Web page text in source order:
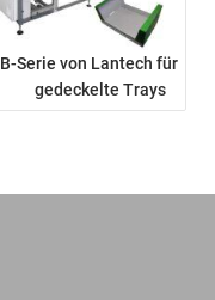
Serie von Lantech für
gedeckelte Trays